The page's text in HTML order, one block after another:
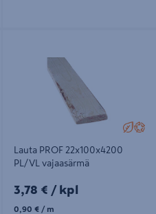
Lauta PROF 22x100x4200
PL/VL vajaasärmä
3,78€/kpl
3,78 € / kpl
0,90€/m
0,90 € / m